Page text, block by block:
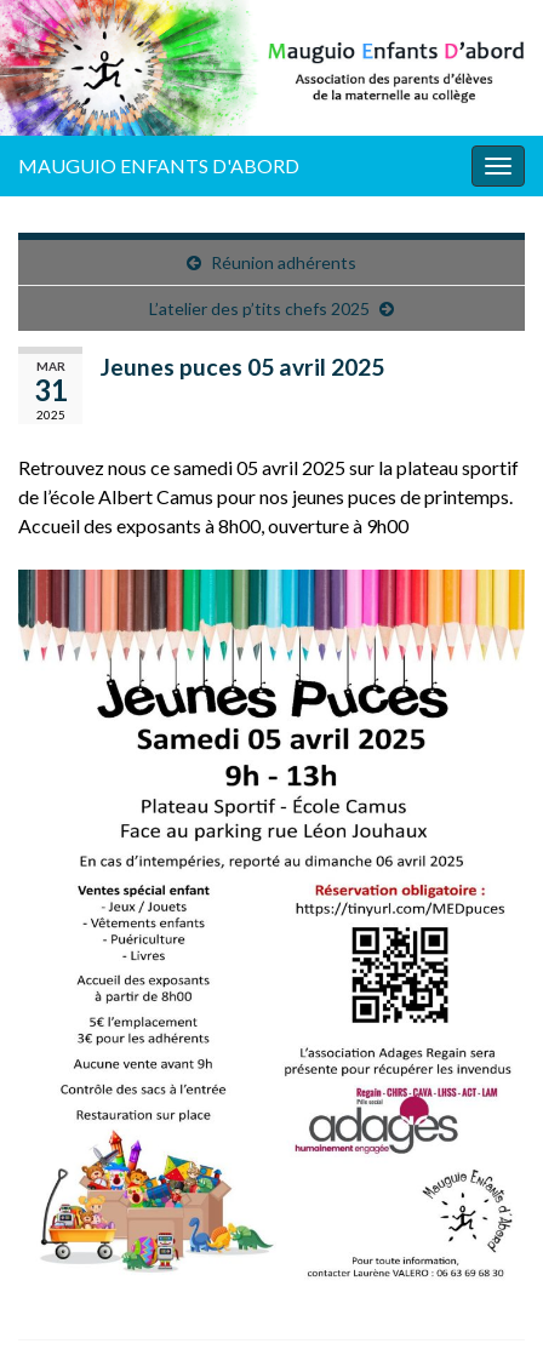
MAUGUIO ENFANTS D'ABORD
Réunion adhérents
L’atelier des p’tits chefs 2025
MAR
31
2025
Jeunes puces 05 avril 2025
Retrouvez nous ce samedi 05 avril 2025 sur la plateau sportif
de l’école Albert Camus pour nos jeunes puces de printemps.
Accueil des exposants à 8h00, ouverture à 9h00